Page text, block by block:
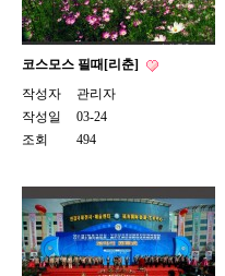
코스모스 필때[리춘]
작성자
관리자
작성일
03-24
조회
494